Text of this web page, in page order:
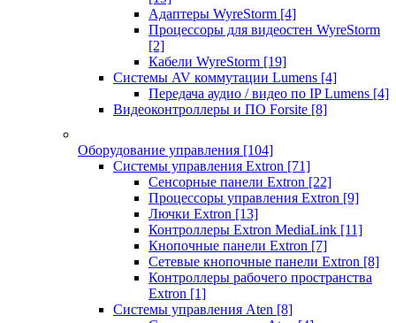
Адаптеры WyreStorm [4]
Процессоры для видеостен WyreStorm
[2]
Кабели WyreStorm [19]
Системы AV коммутации Lumens [4]
Передача аудио / видео по IP Lumens [4]
Видеоконтроллеры и ПО Forsite [8]
Оборудование управления [104]
Системы управления Extron [71]
Сенсорные панели Extron [22]
Процессоры управления Extron [9]
Лючки Extron [13]
Контроллеры Extron MediaLink [11]
Кнопочные панели Extron [7]
Сетевые кнопочные панели Extron [8]
Контроллеры рабочего пространства
Extron [1]
Системы управления Aten [8]